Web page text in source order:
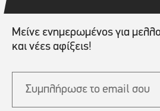
Μείνε ενημερωμένος για
και νέες αφίξεις!